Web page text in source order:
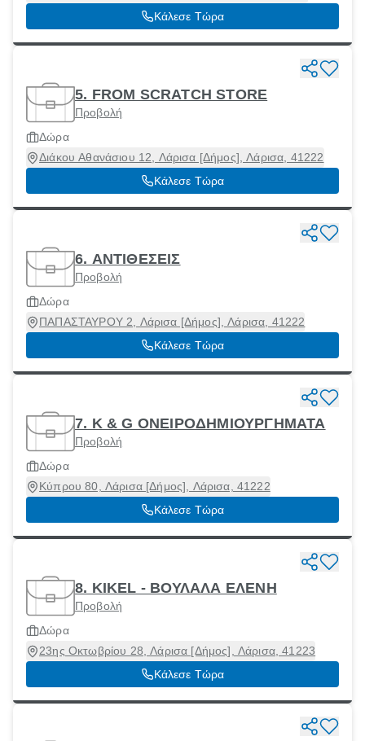
Κάλεσε Τώρα
5. FROM SCRATCH STORE
Προβολή
Δώρα
Διάκου Αθανάσιου 12, Λάρισα [Δήμος], Λάρισα, 41222
Κάλεσε Τώρα
6. ΑΝΤΙΘΕΣΕΙΣ
Προβολή
Δώρα
ΠΑΠΑΣΤΑΥΡΟΥ 2, Λάρισα [Δήμος], Λάρισα, 41222
Κάλεσε Τώρα
7. K & G ΟΝΕΙΡΟΔΗΜΙΟΥΡΓΗΜΑΤΑ
Προβολή
Δώρα
Κύπρου 80, Λάρισα [Δήμος], Λάρισα, 41222
Κάλεσε Τώρα
8. KIKEL - ΒΟΥΛΑΛΑ ΕΛΕΝΗ
Προβολή
Δώρα
23ης Οκτωβρίου 28, Λάρισα [Δήμος], Λάρισα, 41223
Κάλεσε Τώρα